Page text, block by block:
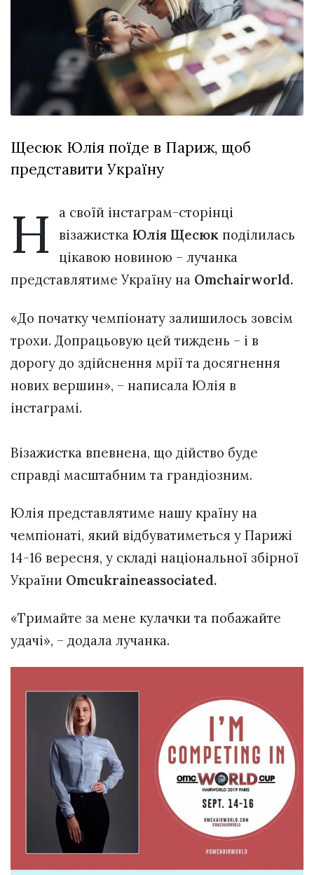
залишив у
Луцьку
три...
27 Липня 2026
767 переглядів
Всі розділи
Персона
Афіша
ZONE 18+
Щесюк Юлія поїде в Париж, щоб
представити Україну
Н
а своїй інстаграм-сторінці
візажистка Юлія Щесюк поділилась
цікавою новиною – лучанка
представлятиме Україну на Оmchairworld.
«До початку чемпіонату залишилось зовсім
трохи. Допрацьовую цей тиждень – і в
дорогу до здійснення мрії та досягнення
нових вершин», – написала Юлія в
інстаграмі.
Візажистка впевнена, що дійство буде
справді масштабним та грандіозним.
Юлія представлятиме нашу країну на
чемпіонаті, який відбуватиметься у Парижі
14-16 вересня, у складі національної збірної
України Оmcukraineassociated.
«Тримайте за мене кулачки та побажайте
удачі», – додала лучанка.